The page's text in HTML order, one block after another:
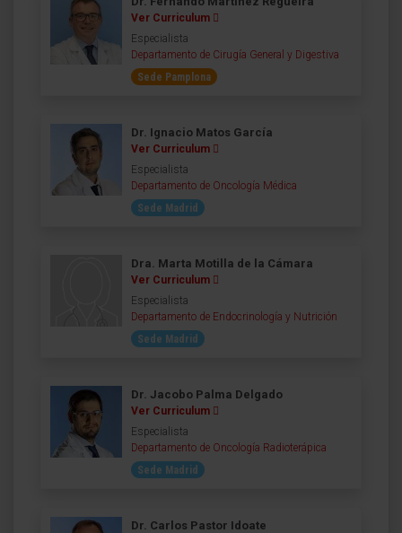
Ver Curriculum
Especialista
Departamento de Cirugía General y Digestiva
Sede Pamplona
Dr. Ignacio Matos García
Ver Curriculum
Especialista
Departamento de Oncología Médica
Sede Madrid
Dra. Marta Motilla de la Cámara
Ver Curriculum
Especialista
Departamento de Endocrinología y Nutrición
Sede Madrid
Dr. Jacobo Palma Delgado
Ver Curriculum
Especialista
Departamento de Oncología Radioterápica
Sede Madrid
Dr. Carlos Pastor Idoate